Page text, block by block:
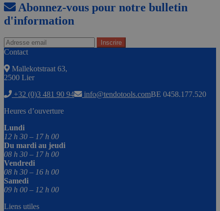
Abonnez-vous pour notre bulletin
d'information
Contact
Mallekotstraat 63,
2500 Lier
+32 (0)3 481 90 94
info@tendotools.comBE 0458.177.520
Heures d’ouverture
Lundi
12 h 30 – 17 h 00
Du mardi au jeudi
08 h 30 – 17 h 00
Vendredi
08 h 30 – 16 h 00
Samedi
09 h 00 – 12 h 00
Liens utiles